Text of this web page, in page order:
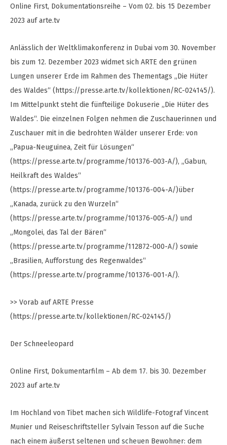
Online First, Dokumentationsreihe – Vom 02. bis 15 Dezember
2023 auf arte.tv
Anlässlich der Weltklimakonferenz in Dubai vom 30. November
bis zum 12. Dezember 2023 widmet sich ARTE den grünen
Lungen unserer Erde im Rahmen des Thementags „Die Hüter
des Waldes“ (https://presse.arte.tv/kollektionen/RC-024145/).
Im Mittelpunkt steht die fünfteilige Dokuserie „Die Hüter des
Waldes“. Die einzelnen Folgen nehmen die Zuschauerinnen und
Zuschauer mit in die bedrohten Wälder unserer Erde: von
„Papua-Neuguinea, Zeit für Lösungen“
(https://presse.arte.tv/programme/101376-003-A/), „Gabun,
Heilkraft des Waldes“
(https://presse.arte.tv/programme/101376-004-A/)über
„Kanada, zurück zu den Wurzeln“
(https://presse.arte.tv/programme/101376-005-A/) und
„Mongolei, das Tal der Bären“
(https://presse.arte.tv/programme/112872-000-A/) sowie
„Brasilien, Aufforstung des Regenwaldes“
(https://presse.arte.tv/programme/101376-001-A/).
>> Vorab auf ARTE Presse
(https://presse.arte.tv/kollektionen/RC-024145/)
Der Schneeleopard
Online First, Dokumentarfilm – Ab dem 17. bis 30. Dezember
2023 auf arte.tv
Im Hochland von Tibet machen sich Wildlife-Fotograf Vincent
Munier und Reiseschriftsteller Sylvain Tesson auf die Suche
nach einem äußerst seltenen und scheuen Bewohner: dem